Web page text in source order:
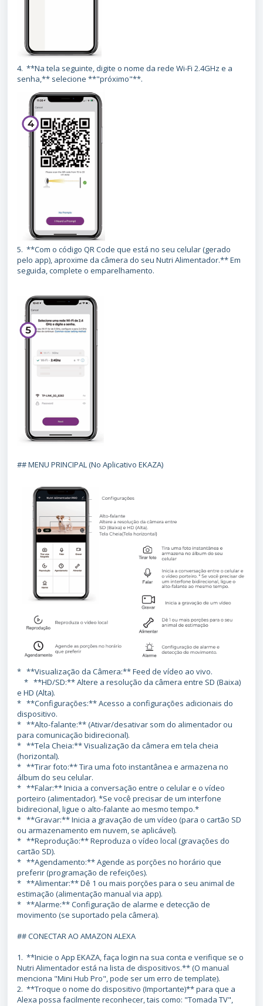
4. **Na tela seguinte, digite o nome da rede Wi-Fi 2.4GHz e a
senha,** selecione **"próximo"**.
5. **Com o código QR Code que está no seu celular (gerado
pelo app), aproxime da câmera do seu Nutri Alimentador.** Em
seguida, complete o emparelhamento.
## MENU PRINCIPAL (No Aplicativo EKAZA)
* **Visualização da Câmera:** Feed de vídeo ao vivo.
* **HD/SD:** Altere a resolução da câmera entre SD (Baixa)
e HD (Alta).
* **Configurações:** Acesso a configurações adicionais do
dispositivo.
* **Alto-falante:** (Ativar/desativar som do alimentador ou
para comunicação bidirecional).
* **Tela Cheia:** Visualização da câmera em tela cheia
(horizontal).
* **Tirar foto:** Tira uma foto instantânea e armazena no
álbum do seu celular.
* **Falar:** Inicia a conversação entre o celular e o vídeo
porteiro (alimentador). *Se você precisar de um interfone
bidirecional, ligue o alto-falante ao mesmo tempo.*
* **Gravar:** Inicia a gravação de um vídeo (para o cartão SD
ou armazenamento em nuvem, se aplicável).
* **Reprodução:** Reproduza o vídeo local (gravações do
cartão SD).
* **Agendamento:** Agende as porções no horário que
preferir (programação de refeições).
* **Alimentar:** Dê 1 ou mais porções para o seu animal de
estimação (alimentação manual via app).
* **Alarme:** Configuração de alarme e detecção de
movimento (se suportado pela câmera).
## CONECTAR AO AMAZON ALEXA
1. **Inicie o App EKAZA, faça login na sua conta e verifique se o
Nutri Alimentador está na lista de dispositivos.** (O manual
menciona "Mini Hub Pro", pode ser um erro de template).
2. **Troque o nome do dispositivo (Importante)** para que a
Alexa possa facilmente reconhecer, tais como: "Tomada TV",